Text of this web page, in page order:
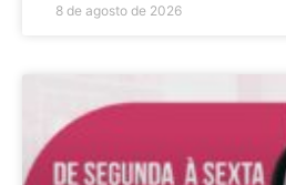
8 de agosto de 2026